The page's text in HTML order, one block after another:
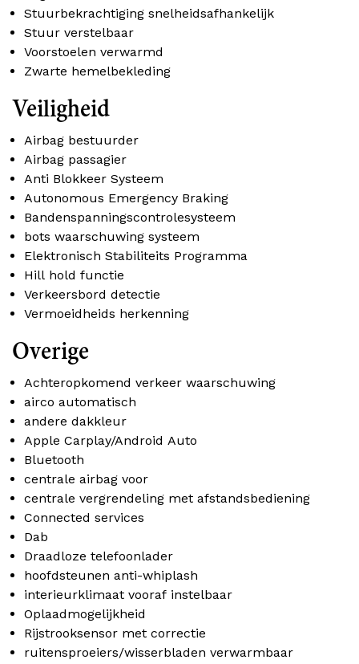
Stuurbekrachtiging snelheidsafhankelijk
Stuur verstelbaar
Voorstoelen verwarmd
Zwarte hemelbekleding
Veiligheid
Airbag bestuurder
Airbag passagier
Anti Blokkeer Systeem
Autonomous Emergency Braking
Bandenspanningscontrolesysteem
bots waarschuwing systeem
Elektronisch Stabiliteits Programma
Hill hold functie
Verkeersbord detectie
Vermoeidheids herkenning
Overige
Achteropkomend verkeer waarschuwing
airco automatisch
andere dakkleur
Apple Carplay/Android Auto
Bluetooth
centrale airbag voor
centrale vergrendeling met afstandsbediening
Connected services
Dab
Draadloze telefoonlader
hoofdsteunen anti-whiplash
interieurklimaat vooraf instelbaar
Oplaadmogelijkheid
Rijstrooksensor met correctie
ruitensproeiers/wisserbladen verwarmbaar